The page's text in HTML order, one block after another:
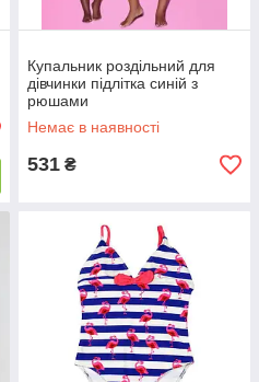
Купальник роздільний для
дівчинки підлітка синій з
рюшами
Немає в наявності
531 ₴